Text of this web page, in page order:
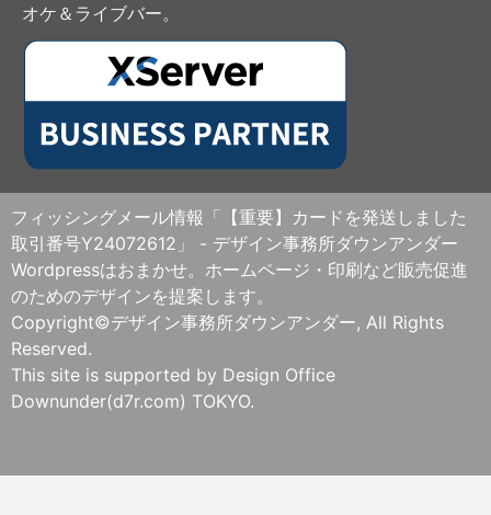
オケ＆ライブバー。
フィッシングメール情報「【重要】カードを発送しました
取引番号Y24072612」 - デザイン事務所ダウンアンダー
Wordpressはおまかせ。ホームページ・印刷など販売促進
のためのデザインを提案します。
Copyright©デザイン事務所ダウンアンダー, All Rights
Reserved.
This site is supported by Design Office
Downunder(d7r.com) TOKYO.